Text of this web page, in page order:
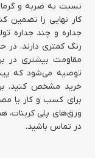
نسبت به ضربه و گرما
کار نهایی را تضمین
جداره و چند جداره
رنگ کمتری دارند. در
مقاومت بیشتری در
توصیه می‌شود که
خرید مشخص کنید.
برای کسب و کار یا
ورق‌های پلی کربنات،
در تماس باشید.